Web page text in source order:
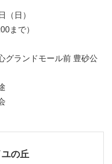
（日）
まで）
グランドモール前 豊砂公
の丘